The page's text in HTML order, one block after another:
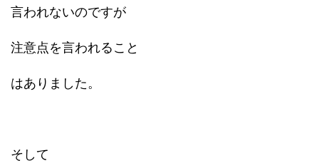
言われないのですが
注意点を言われること
はありました。
そして